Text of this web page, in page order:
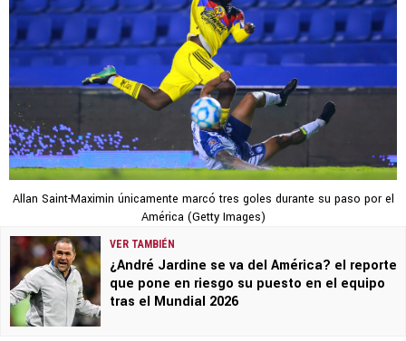
Allan Saint-Maximin únicamente marcó tres goles durante su paso por el
América (Getty Images)
VER TAMBIÉN
¿André Jardine se va del América? el reporte
que pone en riesgo su puesto en el equipo
tras el Mundial 2026